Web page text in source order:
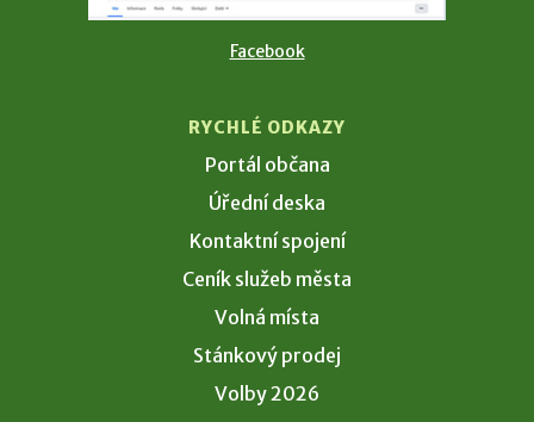
Facebook
RYCHLÉ ODKAZY
Portál občana
Úřední deska
Kontaktní spojení
Ceník služeb města
Volná místa
Stánkový prodej
Volby 2026